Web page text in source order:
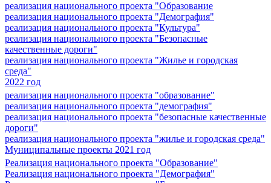
реализация национального проекта "Образование
реализация национального проекта "Демография"
реализация национального проекта "Культура"
реализация национального проекта "Безопасные
качественные дороги"
реализация национального проекта "Жилье и городская
среда"
2022 год
реализация национального проекта "образование"
реализация национального проекта "демография"
реализация национального проекта "безопасные качественные
дороги"
реализация национального проекта "жилье и городская среда"
Муниципальные проекты 2021 год
Реализация национального проекта "Образование"
Реализация национального проекта "Демография"